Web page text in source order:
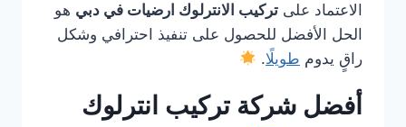
الاعتماد على تركيب الانترلوك ارضيات في دبي هو
الحل الأفضل للحصول على تنفيذ احترافي وشكل
راقٍ يدوم طويلًا.
أفضل شركة تركيب انترلوك